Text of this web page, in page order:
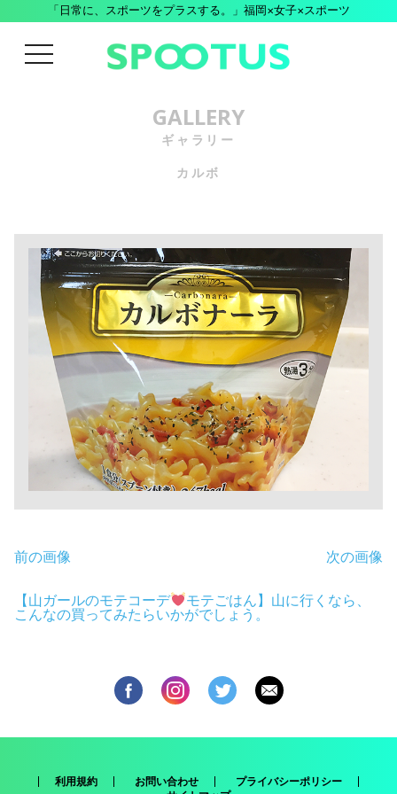
「日常に、スポーツをプラスする。」福岡×女子×スポーツ
menu
GALLERY
ギャラリー
カルボ
前の画像 次の画像
【山ガールのモテコーデ
モテごはん】山に行くなら、
こんなの買ってみたらいかがでしょう。
利用規約 お問い合わせ
プライバシーポリシー